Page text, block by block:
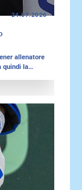
24.07.2026
allenatore
quindi la